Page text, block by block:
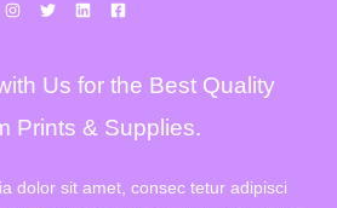
Us for the Best Quality
Prints & Supplies.
dolor sit amet, consec tetur adipisci